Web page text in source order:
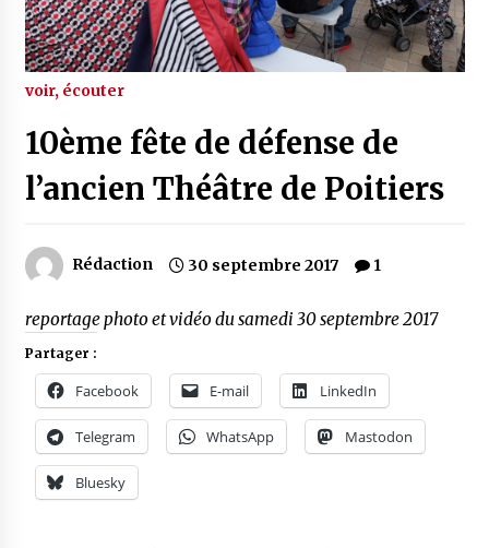
voir, écouter
10ème fête de défense de
l’ancien Théâtre de Poitiers
Rédaction 30 septembre 2017 1
reportage photo et vidéo du samedi 30 septembre 2017
Partager :
Facebook E-mail LinkedIn
Telegram WhatsApp Mastodon
Bluesky